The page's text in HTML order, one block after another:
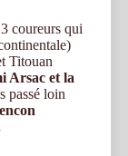
coureurs qui
Titouan
Arsac et la
passé loin